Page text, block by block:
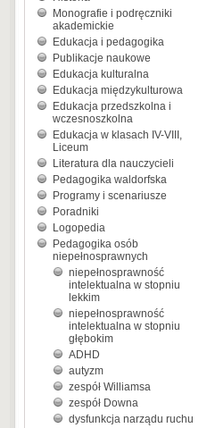
Monografie i podręczniki
akademickie
Edukacja i pedagogika
Publikacje naukowe
Edukacja kulturalna
Edukacja międzykulturowa
Edukacja przedszkolna i
wczesnoszkolna
Edukacja w klasach IV-VIII,
Liceum
Literatura dla nauczycieli
Pedagogika waldorfska
Programy i scenariusze
Poradniki
Logopedia
Pedagogika osób
niepełnosprawnych
niepełnosprawność
intelektualna w stopniu
lekkim
niepełnosprawność
intelektualna w stopniu
głębokim
ADHD
autyzm
zespół Williamsa
zespół Downa
dysfunkcja narządu ruchu